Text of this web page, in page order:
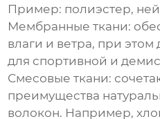
Пример: полиэстер,
Мембранные ткани:
влаги и ветра, при
для спортивной и
Смесовые ткани:
преимущества
волокон. Например,